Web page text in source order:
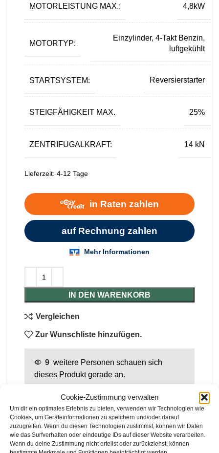
Cookie-Zustimmung verwalten
Um dir ein optimales Erlebnis zu bieten, verwenden wir Technologien wie
Cookies, um Geräteinformationen zu speichern und/oder darauf
zuzugreifen. Wenn du diesen Technologien zustimmst, können wir Daten
wie das Surfverhalten oder eindeutige IDs auf dieser Website verarbeiten.
Wenn du deine Zustimmung nicht erteilst oder zurückziehst, können
MOTORLEISTUNG MAX.: 4,8kW
MOTORTYP:
Einzylinder, 4-Takt Benzin,
luftgekühlt
STARTSYSTEM: Reversierstarter
STEIGFÄHIGKEIT MAX. 25%
ZENTRIFUGALKRAFT: 14 kN
Lieferzeit: 4-12 Tage
IN DEN WARENKORB
Vergleichen
Zur Wunschliste hinzufügen.
9 weitere Personen schauen sich
dieses Produkt gerade an.
BESCHREIBUNG
DieBaumax Rüttelplatte VP15/50Wist eine
vorwärtslaufende Benzin-Rüttelplatte mit